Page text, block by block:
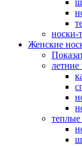
носки-
Женские